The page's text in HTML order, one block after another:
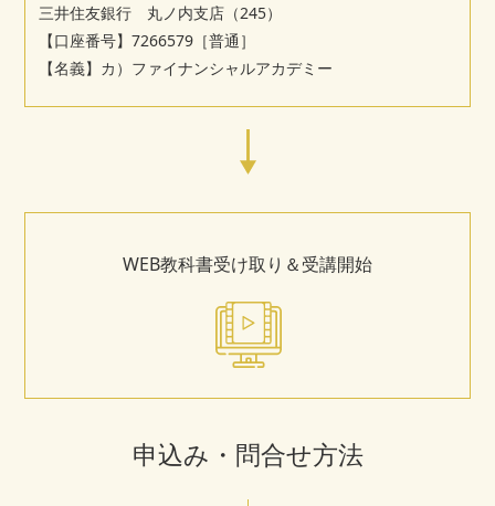
三井住友銀行 丸ノ内支店（245）
【口座番号】7266579［普通］
【名義】カ）ファイナンシャルアカデミー
WEB教科書受け取り＆受講開始
申込み・ 問合せ方法